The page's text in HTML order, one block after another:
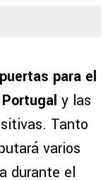
para el
y las
Tanto
varios
durante el